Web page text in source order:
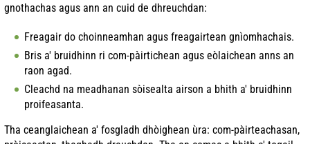
gnothachas agus ann an cuid de dhreuchdan:
Freagair do choinneamhan agus freagairtean gnìomhachais.
Bris a' bruidhinn ri com-pàirtichean agus eòlaichean anns an
raon agad.
Cleachd na meadhanan sòisealta airson a bhith a' bruidhinn
proifeasanta.
Tha ceanglaichean a' fosgladh dhòighean ùra: com-pàirteachasan,